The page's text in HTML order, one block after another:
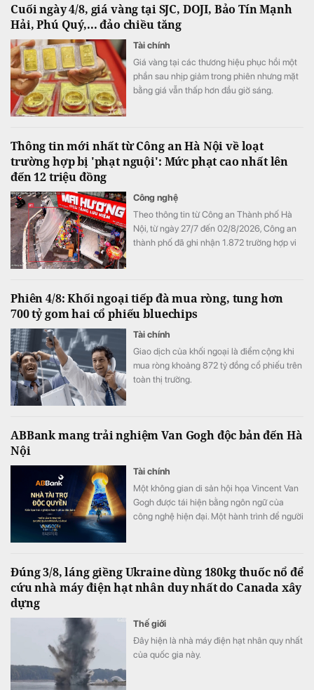
Cuối ngày 4/8, giá vàng tại SJC, DOJI, Bảo Tín Mạnh
Hải, Phú Quý,... đảo chiều tăng
Tài chính
Giá vàng tại các thương hiệu phục hồi một
phần sau nhịp giảm trong phiên nhưng mặt
bằng giá vẫn thấp hơn đầu giờ sáng.
Thông tin mới nhất từ Công an Hà Nội về loạt
trường hợp bị 'phạt nguội': Mức phạt cao nhất lên
đến 12 triệu đồng
Công nghệ
Theo thông tin từ Công an Thành phố Hà
Nội, từ ngày 27/7 đến 02/8/2026, Công an
thành phố đã ghi nhận 1.872 trường hợp vi
nâng cao hiệu quả giám sát trật tự giao
thông, trật tự đô thị trên địa bàn Thành phố.
Phiên 4/8: Khối ngoại tiếp đà mua ròng, tung hơn
700 tỷ gom hai cổ phiếu bluechips
Tài chính
Giao dịch của khối ngoại là điểm cộng khi
mua ròng khoảng 872 tỷ đồng cổ phiếu trên
toàn thị trường.
ABBank mang trải nghiệm Van Gogh độc bản đến Hà
Nội
Tài chính
Một không gian di sản hội họa Vincent Van
Gogh được tái hiện bằng ngôn ngữ của
công nghệ hiện đại. Một hành trình để người
ABBank đồng hành kiến tạo một hành trình
trải nghiệm hạnh phúc độc bản, khó quên
Đúng 3/8, láng giềng Ukraine dùng 180kg thuốc nổ để
cứu nhà máy điện hạt nhân duy nhất do Canada xây
dựng
Thế giới
Đây hiện là nhà máy điện hạt nhân quy nhất
của quốc gia này.